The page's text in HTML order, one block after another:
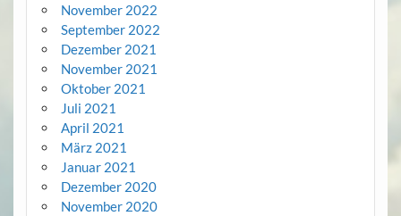
November 2022
September 2022
Dezember 2021
November 2021
Oktober 2021
Juli 2021
April 2021
März 2021
Januar 2021
Dezember 2020
November 2020